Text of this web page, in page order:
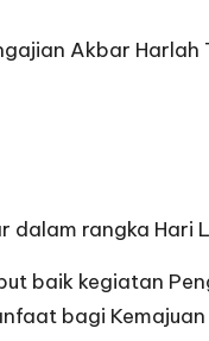
dalam rangka Hari
baik kegiatan
bagi